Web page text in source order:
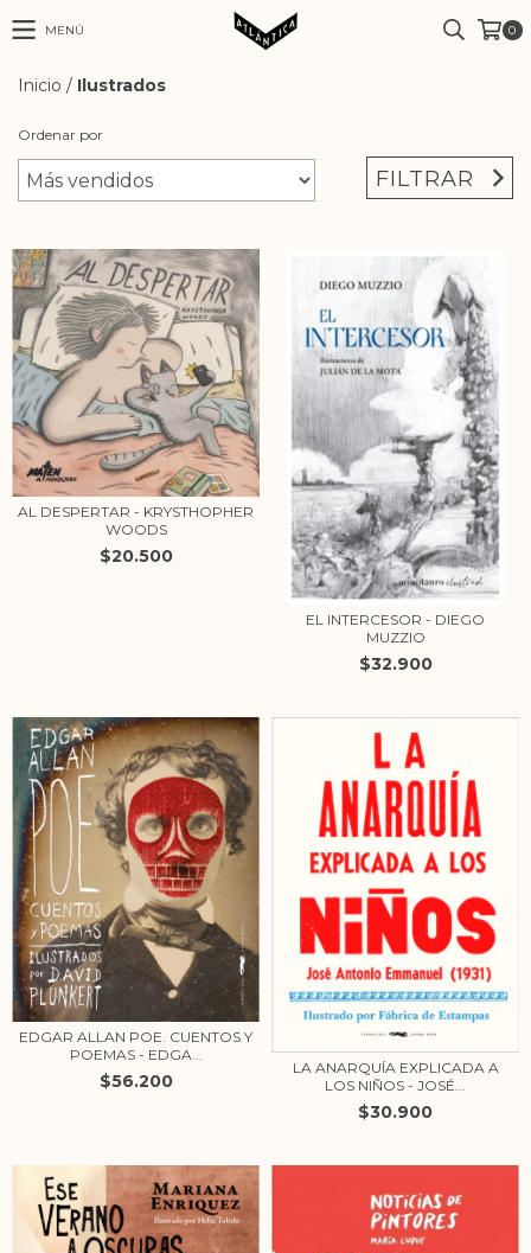
MENÚ 0
Inicio / Ilustrados
Ordenar por
FILTRAR
AL DESPERTAR - KRYSTHOPHER
WOODS
$20.500
EL INTERCESOR - DIEGO
MUZZIO
$32.900
EDGAR ALLAN POE. CUENTOS Y
POEMAS - EDGA...
$56.200
LA ANARQUÍA EXPLICADA A
LOS NIÑOS - JOSÉ...
$30.900